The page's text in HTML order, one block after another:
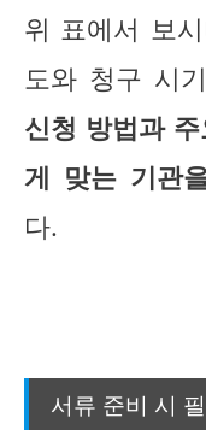
위 표에서 보
도와 청구 시
신청 방법과
게 맞는 기관
다.
서류 준비 시